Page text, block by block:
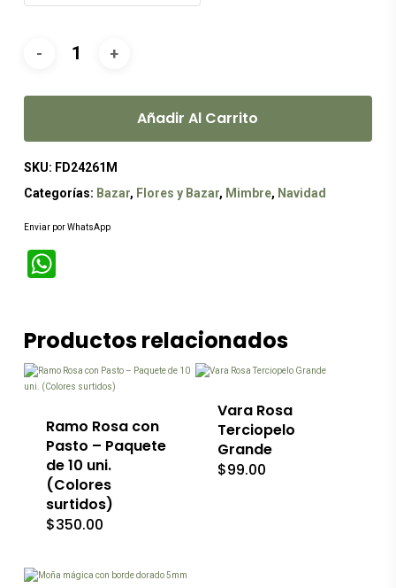
Añadir Al Carrito
SKU: FD24261M
Categorías: Bazar, Flores y Bazar, Mimbre, Navidad
Enviar por WhatsApp
WhatsApp
Productos relacionados
Ramo Rosa con
Pasto – Paquete
de 10 uni.
(Colores
surtidos)
$350.00
Vara Rosa
Terciopelo
Grande
$99.00
Este
múltiples